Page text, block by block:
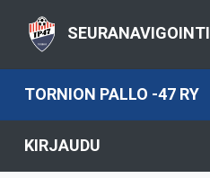
SEURANAVIGOINTI
TORNION PALLO -47 RY
KIRJAUDU